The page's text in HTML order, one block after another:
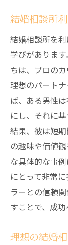
結婚相談所
結婚相談所を
学びがありま
ちは、プロの
理想のパート
ば、ある男性
にし、それに
結果、彼は短
の趣味や価値
な具体的な事
にとって非常
ラーとの信頼
すことで、成功
理想の結婚